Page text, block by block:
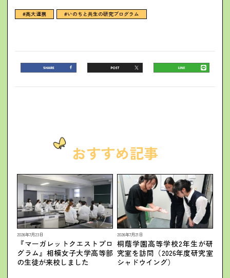
#高大連携 #いのちと共生の研究プログラム
おすすめ記事
2026年7月23日
『マーガレットクエストプロ
グラム』相模女子大学高等部
の生徒が来校しました
2026年7月21日
桐蔭学園高等学校2年生が研
究室を訪問（2026年度研究室
シャドウイング）